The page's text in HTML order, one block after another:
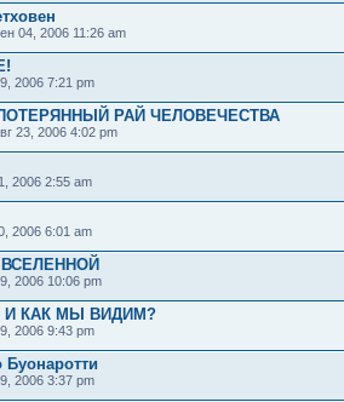
04, 2006 11:26 am
2006 7:21 pm
РАЙ ЧЕЛОВЕЧЕСТВА
23, 2006 4:02 pm
2006 2:55 am
2006 6:01 am
2006 10:06 pm
И КАК МЫ ВИДИМ?
2006 9:43 pm
2006 3:37 pm